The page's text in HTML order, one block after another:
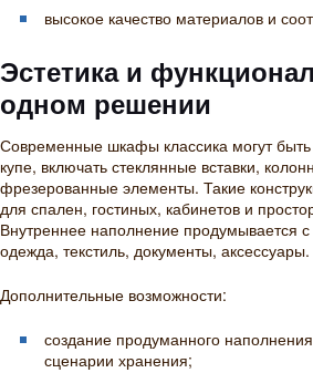
высокое качество материалов и
Эстетика и
одном решении
Современные шкафы классика могут
купе, включать стеклянные вставки,
фрезерованные элементы. Такие
для спален, гостиных, кабинетов и
Внутреннее наполнение продумывается
одежда, текстиль, документы, аксессуары.
Дополнительные возможности:
создание продуманного
сценарии хранения;